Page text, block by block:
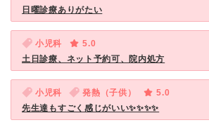
日曜診療ありがたい
小児科
5.0
土日診療、ネット予約可、院内処方
小児科 発熱（子供）
5.0
先生達もすごく感じがいい✨✨✨✨